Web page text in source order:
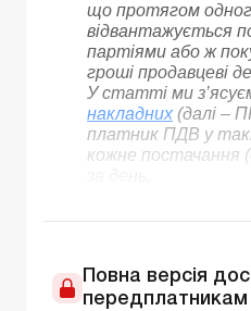
що протягом
відвантажується
партіями або ж
гроші продавцеві
У статті ми
накладних (далі –
платник ПДВ у
кожне постачання
Повна версія
передплатникам